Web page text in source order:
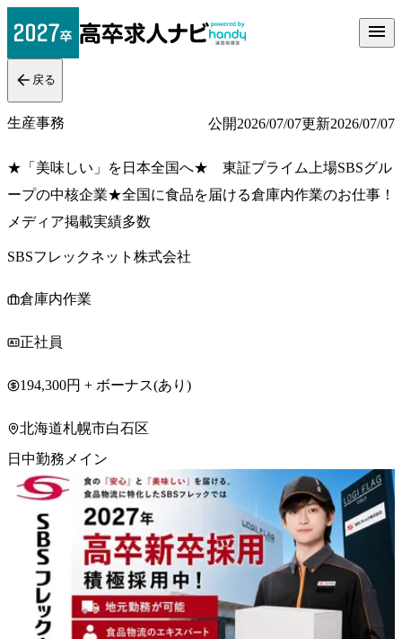
戻る
生産事務 公開2026/07/07更新2026/07/07
★「美味しい」を日本全国へ★ 東証プライム上場SBSグル
ープの中核企業★全国に食品を届ける倉庫内作業のお仕事！
メディア掲載実績多数
SBSフレックネット株式会社
倉庫内作業
正社員
194,300円 + ボーナス(あり)
北海道札幌市白石区
日中勤務メイン